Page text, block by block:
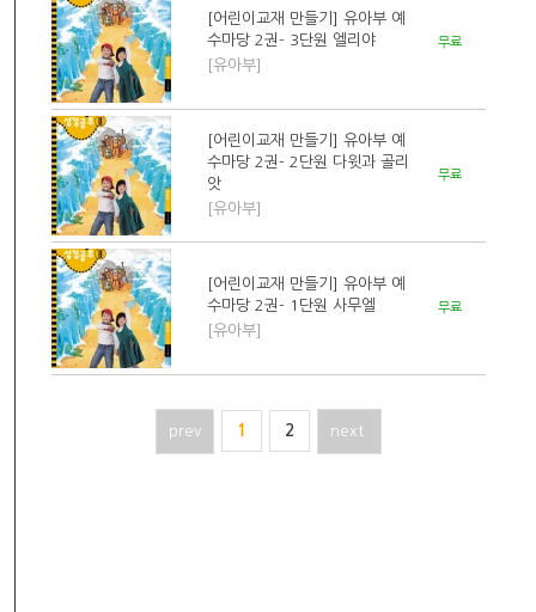
[어린이교재 만들기] 유아부 예
수마당 2권- 3단원 엘리야
[유아부]
무료
[어린이교재 만들기] 유아부 예
수마당 2권- 2단원 다윗과 골리
앗
[유아부]
무료
[어린이교재 만들기] 유아부 예
수마당 2권- 1단원 사무엘
[유아부]
무료
prev 1 2 next